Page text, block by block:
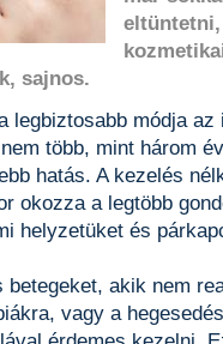
sajnos.
legbiztosabb módja az
több, mint három
hatás. A kezelés
okozza a legtöbb
helyzetüket és
akik nem
vagy a